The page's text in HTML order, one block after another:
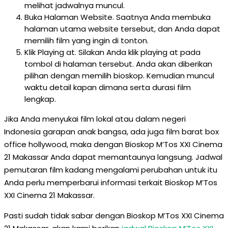
melihat jadwalnya muncul.
Buka Halaman Website. Saatnya Anda membuka
halaman utama website tersebut, dan Anda dapat
memilih film yang ingin di tonton.
Klik Playing at. Silakan Anda klik playing at pada
tombol di halaman tersebut. Anda akan diberikan
pilihan dengan memilih bioskop. Kemudian muncul
waktu detail kapan dimana serta durasi film
lengkap.
Jika Anda menyukai film lokal atau dalam negeri
Indonesia garapan anak bangsa, ada juga film barat box
office hollywood, maka dengan Bioskop M’Tos XXI Cinema
21 Makassar Anda dapat memantaunya langsung. Jadwal
pemutaran film kadang mengalami perubahan untuk itu
Anda perlu memperbarui informasi terkait Bioskop M’Tos
XXI Cinema 21 Makassar.
Pasti sudah tidak sabar dengan Bioskop M’Tos XXI Cinema